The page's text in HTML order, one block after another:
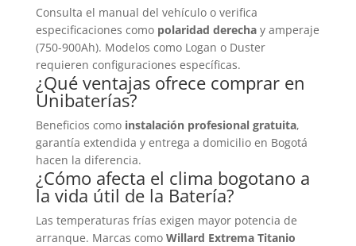
Consulta el manual del vehículo o verifica
especificaciones como polaridad derechay amperaje
(750-900Ah). Modelos como Logan o Duster
requieren configuraciones específicas.
¿Qué ventajas ofrece comprar en
Unibaterías?
Beneficios como instalación profesional gratuita,
garantía extendida y entrega a domicilio en Bogotá
hacen la diferencia.
¿Cómo afecta el clima bogotano a
la vida útil de la Batería?
Las temperaturas frías exigen mayor potencia de
arranque. Marcas como Willard Extrema Titanio